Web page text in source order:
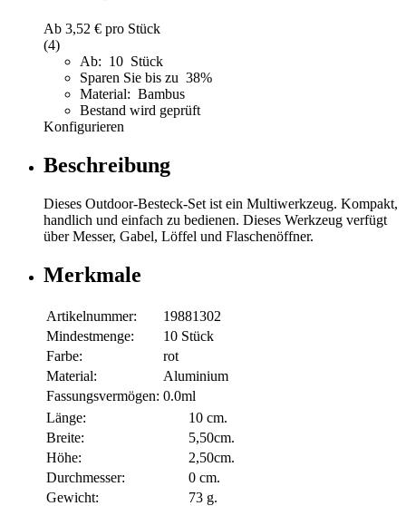
Ab 3,52 € pro Stück
(4)
Ab: 10 Stück
Sparen Sie bis zu 38%
Material: Bambus
Bestand wird geprüft
Konfigurieren
Beschreibung
Dieses Outdoor-Besteck-Set ist ein Multiwerkzeug. Kompakt,
handlich und einfach zu bedienen. Dieses Werkzeug verfügt
über Messer, Gabel, Löffel und Flaschenöffner.
Merkmale
Artikelnummer:
19881302
Mindestmenge:
10 Stück
Farbe:
rot
Material:
Aluminium
Fassungsvermögen: 0.0ml
Länge:
10 cm.
Breite:
5,50cm.
Höhe:
2,50cm.
Durchmesser:
0 cm.
Gewicht:
73 g.